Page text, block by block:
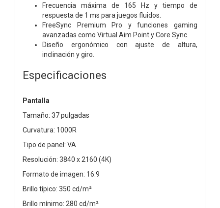
Frecuencia máxima de 165 Hz y tiempo de
respuesta de 1 ms para juegos fluidos.
FreeSync Premium Pro y funciones gaming
avanzadas como Virtual Aim Point y Core Sync.
Diseño ergonómico con ajuste de altura,
inclinación y giro.
Especificaciones
Pantalla
Tamaño: 37 pulgadas
Curvatura: 1000R
Tipo de panel: VA
Resolución: 3840 x 2160 (4K)
Formato de imagen: 16:9
Brillo típico: 350 cd/m²
Brillo mínimo: 280 cd/m²